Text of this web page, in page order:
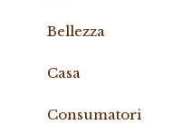
Bellezza
Casa
Consumatori